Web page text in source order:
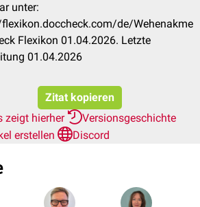
unter:
de/Wehenakme
Flexikon 01.04.2026. Letzte
01.04.2026
Zitat kopieren
zeigt hierher
Versionsgeschichte
erstellen
Discord